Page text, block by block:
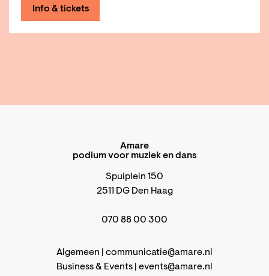
Info & tickets
Amare
podium voor muziek en dans
Spuiplein 150
2511 DG Den Haag
070 88 00 300
Algemeen | communicatie@amare.nl
Business & Events | events@amare.nl